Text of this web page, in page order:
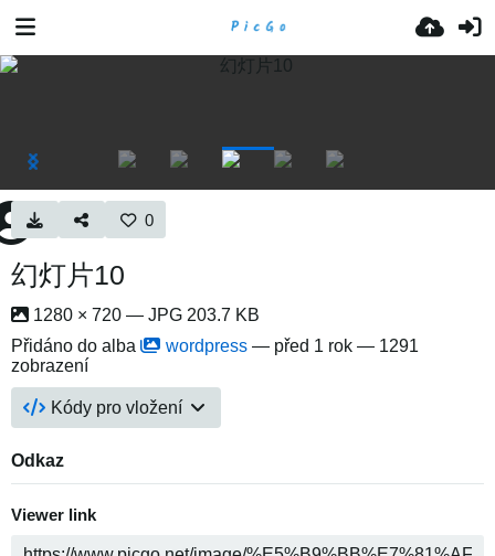
0
幻灯片10
1280 × 720 — JPG 203.7 KB
Přidáno do alba
wordpress — před 1 rok — 1291
zobrazení
Kódy pro vložení
Odkaz
Viewer link